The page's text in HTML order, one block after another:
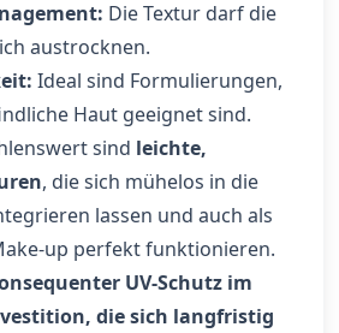
Die Textur darf die
austrocknen.
Ideal sind Formulierungen,
Haut geeignet sind.
sind leichte,
, die sich mühelos in die
lassen und auch als
up perfekt funktionieren.
UV-Schutz im
die sich langfristig